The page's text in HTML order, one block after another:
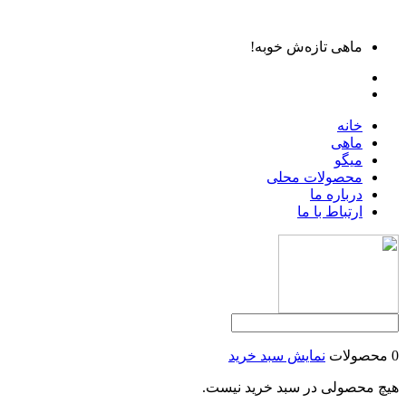
ماهی تازه‌ش خوبه!
خانه
ماهی
میگو
محصولات محلی
درباره ما
ارتباط با ما
0 محصولات نمایش سبد خرید
هیچ محصولی در سبد خرید نیست.